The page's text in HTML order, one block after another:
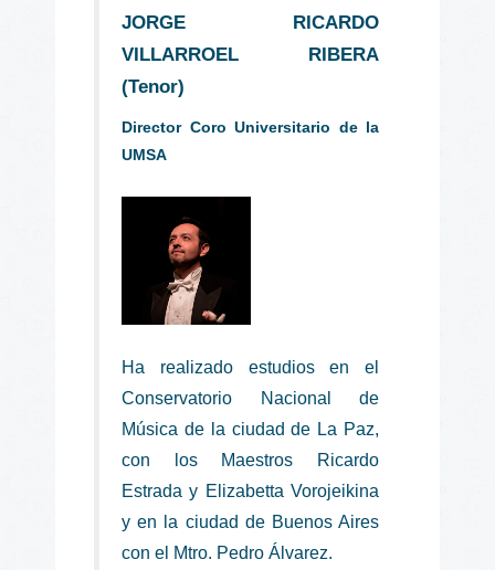
JORGE RICARDO
VILLARROEL RIBERA
(Tenor)
Director Coro Universitario de la
UMSA
Ha realizado estudios en el
Conservatorio Nacional de
Música de la ciudad de La Paz,
con los Maestros Ricardo
Estrada y Elizabetta Vorojeikina
y en la ciudad de Buenos Aires
con el Mtro. Pedro Álvarez.